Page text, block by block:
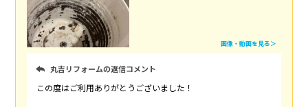
画像・動画を見る＞
丸吉リフォームの返信コメント
この度はご利用ありがとうございました！